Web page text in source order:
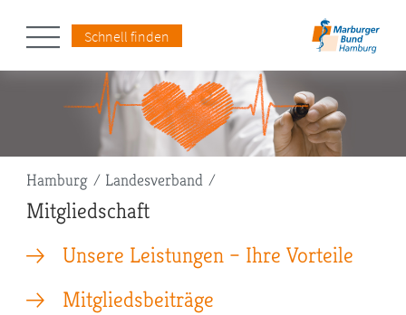
Schnell finden
Pfadnavigation
Hamburg Landesverband
Mitgliedschaft
Unsere Leistungen – Ihre Vorteile
Mitgliedsbeiträge